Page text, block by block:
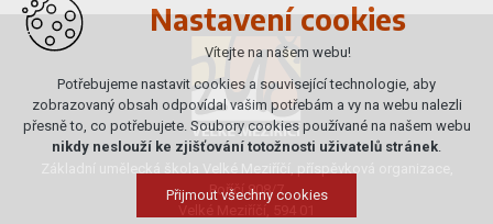
Poříčí 808/7
Nastavení cookies
Vítejte na našem webu!
Potřebujeme nastavit cookies a související technologie, aby
zobrazovaný obsah odpovídal vašim potřebám a vy na webu nalezli
přesně to, co potřebujete. Soubory cookies používané na našem webu
nikdy neslouží ke zjišťování totožnosti uživatelů stránek.
Přijmout všechny cookies